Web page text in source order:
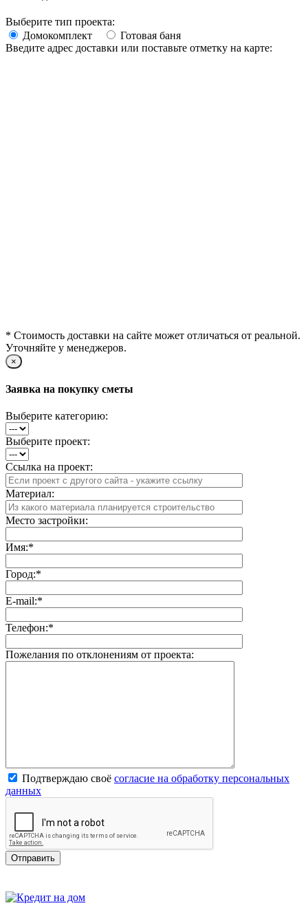
Выберите тип проекта:
Домокомплект
Готовая баня
Введите адрес доставки или поставьте отметку на карте:
* Стоимость доставки на сайте может отличаться от реальной.
Уточняйте у менеджеров.
×
Заявка на покупку сметы
Выберите категорию:
Выберите проект:
Ссылка на проект:
Материал:
Место застройки:
Имя:*
Город:*
E-mail:*
Телефон:*
Пожелания по отклонениям от проекта:
Подтверждаю своё согласие на обработку персональных
данных